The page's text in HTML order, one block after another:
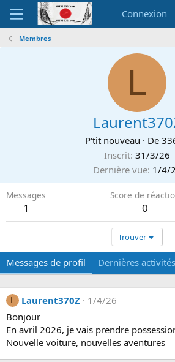
Connexion
Membres
L
P'tit nouveau · De
Inscrit 31/3/26
Dernière vue 1/4/
Messages
1
Score de
0
Trouver
Messages de profil Dernières activités
L Laurent370Z
1/4/26
Bonjour
En avril 2026, je vais prendre
Nouvelle voiture, nouvelles aventures